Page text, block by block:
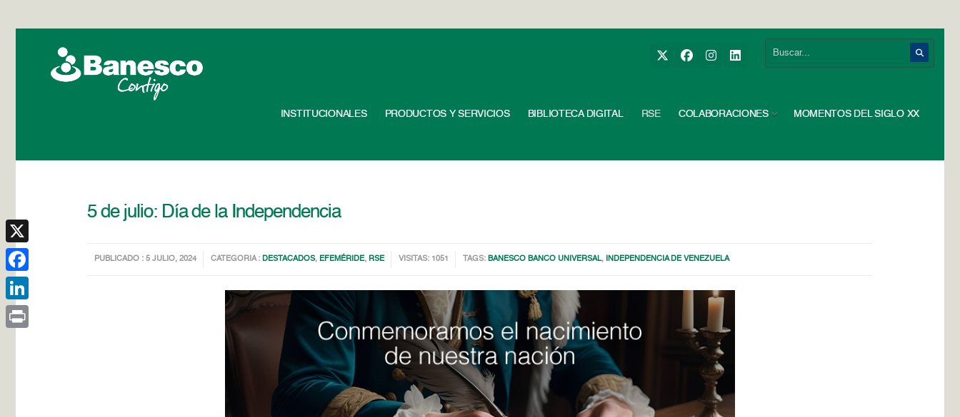
INSTITUCIONALES PRODUCTOS Y SERVICIOS BIBLIOTECA DIGITAL RSE COLABORACIONES MOMENTOS DEL SIGLO XX
5 de julio: Día de la Independencia
PUBLICADO : 5 JULIO, 2024 CATEGORIA : DESTACADOS, EFEMÉRIDE, RSE VISITAS: 1051 TAGS: BANESCO BANCO UNIVERSAL, INDEPENDENCIA DE VENEZUELA
X
Facebook
LinkedIn